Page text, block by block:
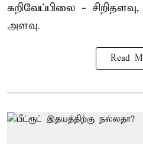
கறிவேப்பிலை -
அளவு.
Read